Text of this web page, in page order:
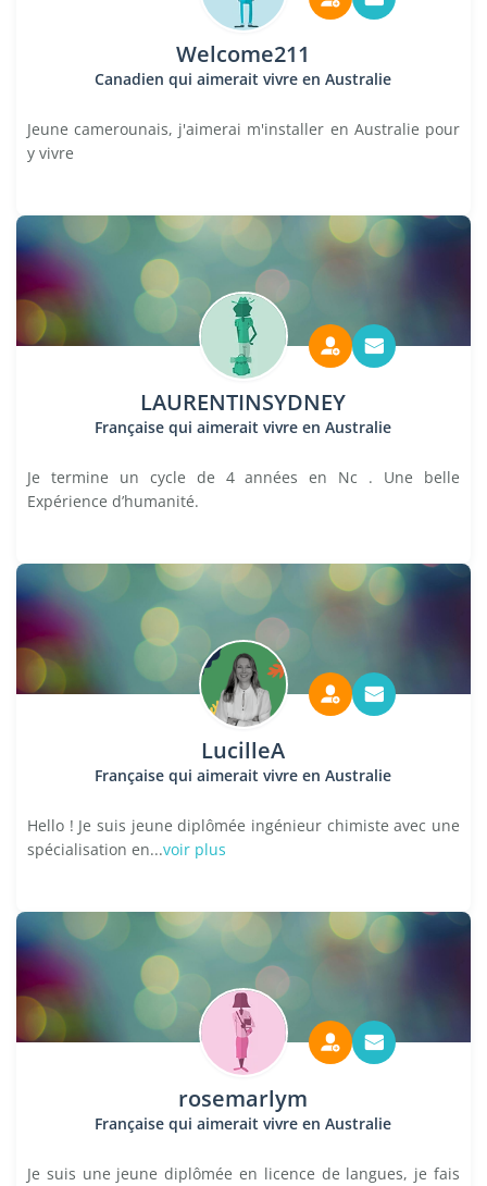
Welcome211
Canadien qui aimerait vivre en Australie
Jeune camerounais, j'aimerai m'installer en Australie pour
y vivre
LAURENTINSYDNEY
Française qui aimerait vivre en Australie
Je termine un cycle de 4 années en Nc . Une belle
Expérience d’humanité.
LucilleA
Française qui aimerait vivre en Australie
Hello ! Je suis jeune diplômée ingénieur chimiste avec une
spécialisation en...voir plus
rosemarlym
Française qui aimerait vivre en Australie
Je suis une jeune diplômée en licence de langues, je fais